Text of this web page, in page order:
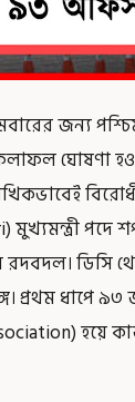
জন্য
ঘোষণা
মুখ্যমন্ত্রী
রদবদল।
প্রথম ধাপে ৯৩
হয়ে